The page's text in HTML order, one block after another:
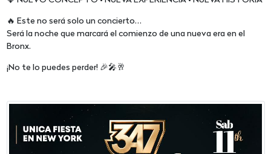
🔥 Este no será solo un concierto…
Será la noche que marcará el comienzo de una nueva era en el
Bronx.
¡No te lo puedes perder! 🎉🎤🥂